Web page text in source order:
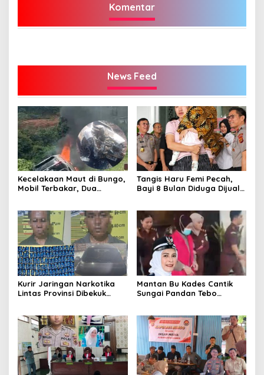
Komentar
News Feed
Kecelakaan Maut di Bungo,
Mobil Terbakar, Dua
Tangis Haru Femi Pecah,
Bayi 8 Bulan Diduga Dijual
Kurir Jaringan Narkotika
Lintas Provinsi Dibekuk
Mantan Bu Kades Cantik
Sungai Pandan Tebo